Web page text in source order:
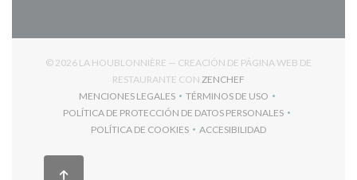
© 2026 LA HOUBLONNIÈRE — CREACIÓN DE PÁGINA WEB DE
RESTAURANTE CON ZENCHEF
MENCIONES LEGALES
((ABRE EN UNA NUEVA VENTANA))
TÉRMINOS DE USO
((ABRE EN UNA NUEVA
POLÍTICA DE PROTECCIÓN DE DATOS PERSONALES
((ABRE EN UNA NUEVA VENTANA))
POLÍTICA DE COOKIES
((ABRE EN UNA NUEVA VENTANA))
ACCESIBILIDAD
((ABRE EN UNA NUEVA